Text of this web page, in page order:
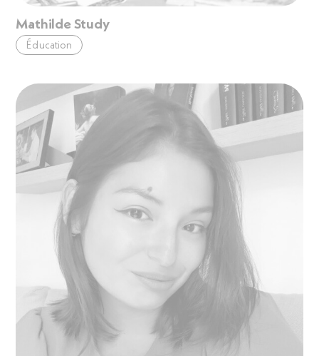
Mathilde Study
Éducation